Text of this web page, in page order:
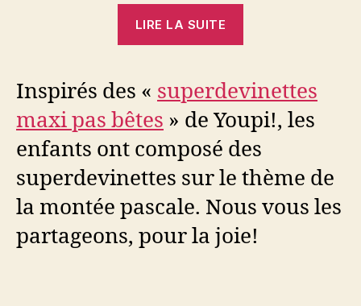
LIRE LA SUITE
Inspirés des « superdevinettes
maxi pas bêtes » de Youpi!, les
enfants ont composé des
superdevinettes sur le thème de
la montée pascale. Nous vous les
partageons, pour la joie!